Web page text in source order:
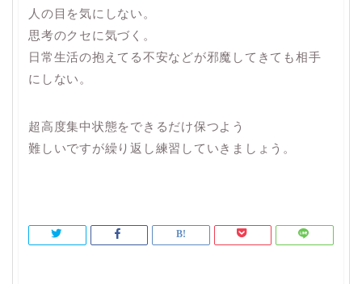
人の目を気にしない。
思考のクセに気づく。
日常生活の抱えてる不安などが邪魔してきても相手
にしない。
超高度集中状態をできるだけ保つよう
難しいですが繰り返し練習していきましょう。